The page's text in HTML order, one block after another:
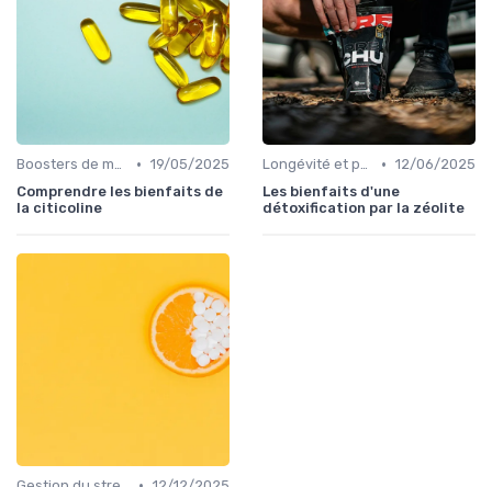
Boosters de mémoire • 19/05/2025
Comprendre les bienfaits de
la citicoline
Longévité et prévention • 12/06/2025
Les bienfaits d'une
détoxification par la zéolite